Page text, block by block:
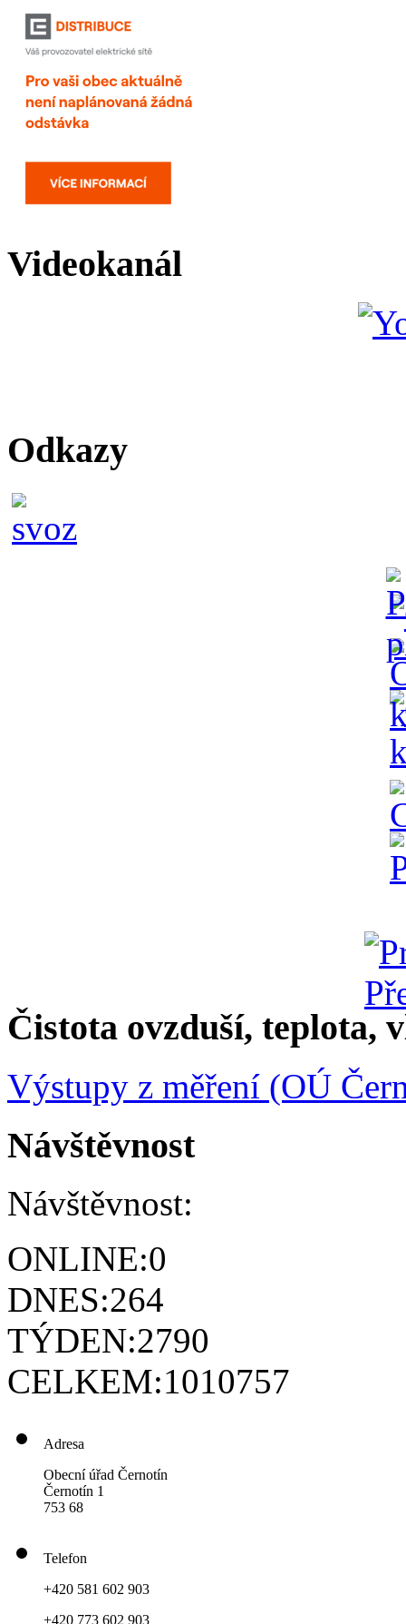
Videokanál
Odkazy
Čistota ovzduší, teplota,
Výstupy z měření (OÚ
Návštěvnost
Návštěvnost:
ONLINE:0
DNES:264
TÝDEN:2790
CELKEM:1010757
Adresa
Obecní úřad Černotín
Černotín 1
753 68
Telefon
+420 581 602 903
+420 773 602 903